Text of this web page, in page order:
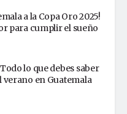
a la Copa Oro 2025!
para cumplir el sueño
lo que debes saber
en Guatemala